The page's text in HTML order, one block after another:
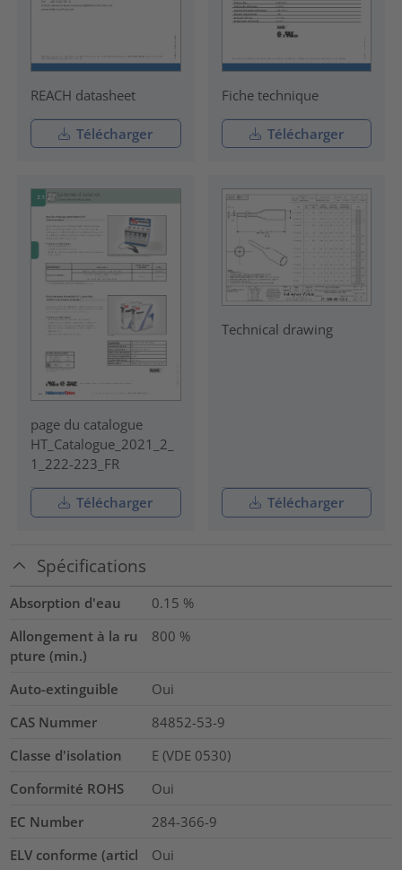
REACH datasheet
Télécharger
Fiche technique
Télécharger
page du catalogue
HT_Catalogue_2021_2_
1_222-223_FR
Télécharger
Technical drawing
Télécharger
Spécifications
Absorption d'eau 0.15 %
Allongement à la ru
pture (min.)
800 %
Auto-extinguible
Oui
CAS Nummer
84852-53-9
Classe d'isolation
E (VDE 0530)
Conformité ROHS
Oui
EC Number
284-366-9
ELV conforme (articl
Oui